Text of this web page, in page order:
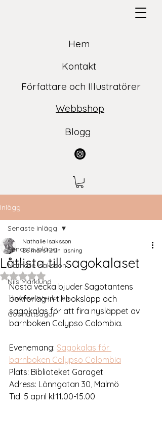
Hem
Kontakt
Webbshop
Författare och Illustratörer
Blogg
Inlägg
Senaste inlägg
Nathalie Isaksson
Nils Marklund
Therese Wecksten
Godnattsagor
Senaste inlägg
Låtlista till sagokalaset
Nathalie Isaksson
26 mars1 min läsning
Betygsatt till NaN av 5 stjärnor.
Nästa vecka bjuder Sagotantens
bokförlag in till boksläpp och
sagokalas för att fira nysläppet av
barnboken Calypso Colombia.
Evenemang: Sagokalas för
barnboken Calypso Colombia
Plats: Biblioteket Garaget
Adress: Lönngatan 30, Malmö
Tid: 5 april kl:11.00-15.00